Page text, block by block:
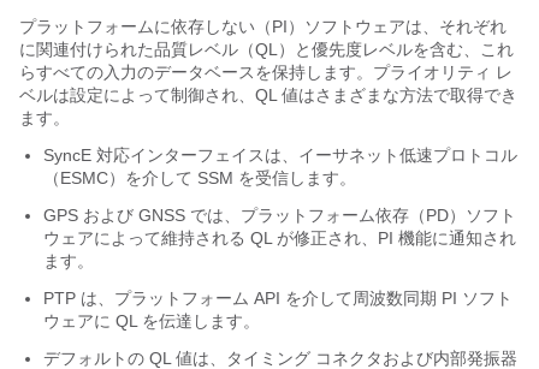
プラットフォームに依存しない（PI）ソフトウェアは、それぞれ
に関連付けられた品質レベル（QL）と優先度レベルを含む、これ
らすべての入力のデータベースを保持します。プライオリティ レ
ベルは設定によって制御され、QL 値はさまざまな方法で取得でき
ます。
SyncE 対応インターフェイスは、イーサネット低速プロトコル
（ESMC）を介して SSM を受信します。
GPS および GNSS では、プラットフォーム依存（PD）ソフト
ウェアによって維持される QL が修正され、PI 機能に通知され
ます。
PTP は、プラットフォーム API を介して周波数同期 PI ソフト
ウェアに QL を伝達します。
デフォルトの QL 値は、タイミング コネクタおよび内部発振器